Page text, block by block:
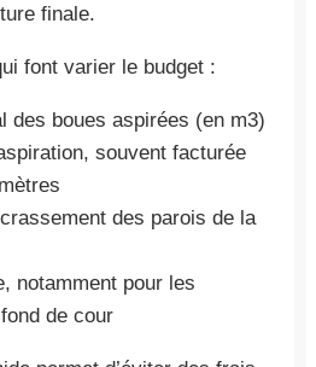
finale.
font varier le budget :
des boues aspirées (en m3)
souvent facturée
des parois de la
notamment pour les
de cour